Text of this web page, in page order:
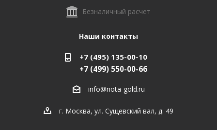
Безналичный расчет
Наши контакты
+7 (495) 135-00-10
+7 (499) 550-00-66
info@nota-gold.ru
г. Москва, ул. Сущевский вал, д. 49